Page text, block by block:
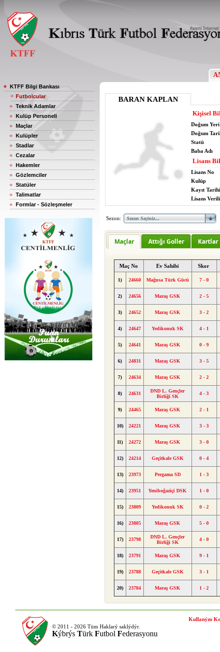
KTFF Bilgi Bankası
Futbolcular
Teknik Adamlar
Kulüp Personeli
Maçlar
Kulüpler
Stadlar
Cezalar
Hakemler
Gözlemciler
Statüler
Talimatlar
Formlar - Sözleşmeler
BARAN KAPLAN
Kişisel
Doğum Yeri
Doğum
Statü
Baba Adı
Lisans
Lisans No
Kulüp
Kayıt Tarihi
Lisans
Sezon:
Maçlar Attığı Goller Kartlar
Maç No Ev Sahibi Skor
1) 24660 Mağusa Türk Gücü 7 - 0
2) 24656 Maraş GSK 2 - 5
3) 24652 Maraş GSK 3 - 2
4) 24647 Yedikonuk SK 4 - 1
5) 24641 Maraş GSK 0 - 9
6) 24831 Maraş GSK 3 - 5
7) 24634 Maraş GSK 2 - 2
8) 24631
DND L. Gençler
Birliği SK
4 - 3
9) 24465 Maraş GSK 2 - 1
10) 24221 Maraş GSK 3 - 3
11) 24272 Maraş GSK 3 - 0
12) 24214 Geçitkale GSK 0 - 4
13) 23973 Pergama SD 1 - 3
14) 23951 Yeniboğaziçi DSK 1 - 0
15) 23809 Yedikonuk SK 0 - 2
16) 23805 Maraş GSK 5 - 0
17) 23798
DND L. Gençler
Birliği SK
4 - 0
18) 23791 Maraş GSK 9 - 1
19) 23788 Geçitkale GSK 3 - 1
20) 23784 Maraş GSK 1 - 2
© 2011 - 2026 Tüm Haklarý saklýdýr.
Kýbrýs Türk Futbol Federasyonu
Kullaným